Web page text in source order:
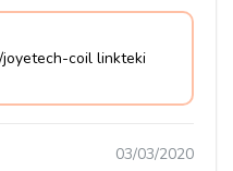
coil linkteki
03/03/2020